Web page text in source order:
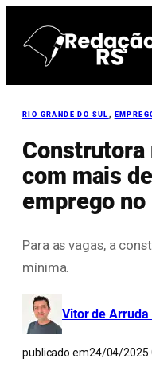
para
RIO GRANDE DO SUL ,
com mais
emprego no
Para as vagas, a
mínima.
Vitor de Arruda
publicado em24/04/2025